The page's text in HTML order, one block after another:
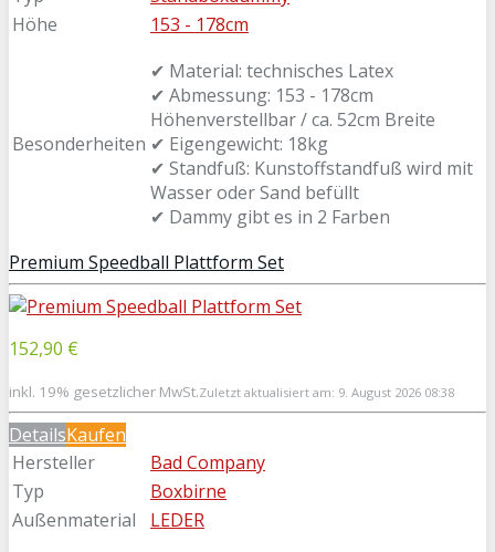
Höhe
153 - 178cm
Besonderheiten
✔ Material: technisches Latex
✔ Abmessung: 153 - 178cm
Höhenverstellbar / ca. 52cm Breite
✔ Eigengewicht: 18kg
✔ Standfuß: Kunstoffstandfuß wird mit
Wasser oder Sand befüllt
✔ Dammy gibt es in 2 Farben
Premium Speedball Plattform Set
152,90 €
inkl. 19% gesetzlicher MwSt.Zuletzt aktualisiert am: 9. August 2026 08:38
DetailsKaufen
Hersteller
Bad Company
Typ
Boxbirne
Außenmaterial
LEDER